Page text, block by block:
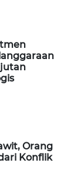
Orang
Konflik